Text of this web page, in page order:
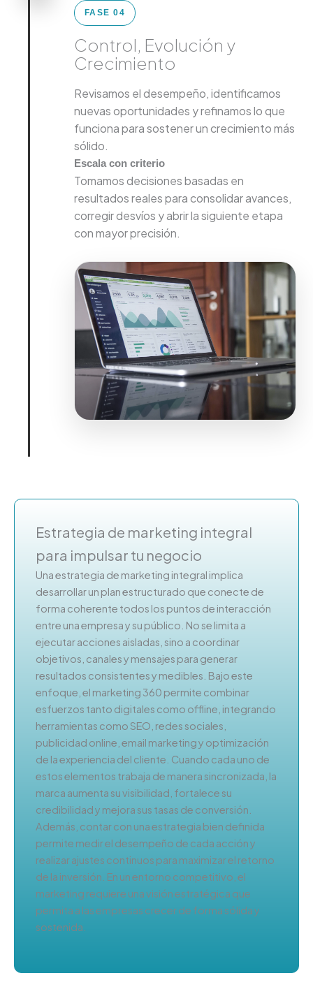
FASE 04
Control, Evolución y
Crecimiento
Revisamos el desempeño, identificamos
nuevas oportunidades y refinamos lo que
funciona para sostener un crecimiento más
sólido.
Escala con criterio
Tomamos decisiones basadas en
resultados reales para consolidar avances,
corregir desvíos y abrir la siguiente etapa
con mayor precisión.
Estrategia de marketing integral
para impulsar tu negocio
Una estrategia de marketing integral implica
desarrollar un plan estructurado que conecte de
forma coherente todos los puntos de interacción
entre una empresa y su público. No se limita a
ejecutar acciones aisladas, sino a coordinar
objetivos, canales y mensajes para generar
resultados consistentes y medibles. Bajo este
enfoque, el marketing 360 permite combinar
esfuerzos tanto digitales como offline, integrando
herramientas como SEO, redes sociales,
publicidad online, email marketing y optimización
de la experiencia del cliente. Cuando cada uno de
estos elementos trabaja de manera sincronizada, la
marca aumenta su visibilidad, fortalece su
credibilidad y mejora sus tasas de conversión.
Además, contar con una estrategia bien definida
permite medir el desempeño de cada acción y
realizar ajustes continuos para maximizar el retorno
de la inversión. En un entorno competitivo, el
marketing requiere una visión estratégica que
permita a las empresas crecer de forma sólida y
sostenida.